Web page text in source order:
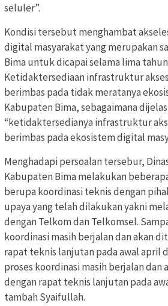
seluler”.
Kondisi tersebut menghambat
digital masyarakat yang merupakan
Bima untuk dicapai selama lima
Ketidaktersediaan infrastruktur
berimbas pada tidak meratanya
Kabupaten Bima, sebagaimana
“ketidaktersedianya infrastruktur
berimbas pada ekosistem digital
Menghadapi persoalan tersebur,
Kabupaten Bima melakukan
berupa koordinasi teknis dengan
upaya yang telah dilakukan yakni
dengan Telkom dan Telkomsel.
koordinasi masih berjalan dan akan
rapat teknis lanjutan pada awal april
proses koordinasi masih berjalan
dengan rapat teknis lanjutan pada
tambah Syaifullah.